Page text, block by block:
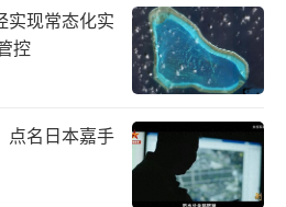
实现常态化实
控
名日本嘉手